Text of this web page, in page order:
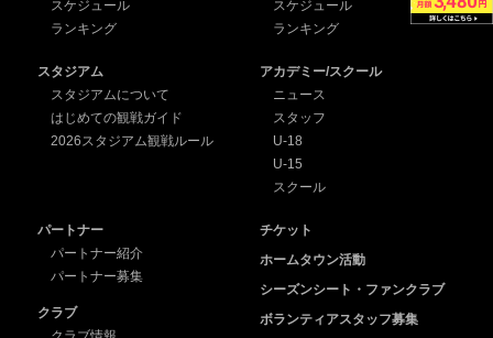
スケジュール
ランキング
スケジュール
ランキング
スタジアム
スタジアムについて
はじめての観戦ガイド
2026スタジアム観戦ルール
アカデミー/スクール
ニュース
スタッフ
U-18
U-15
スクール
パートナー
パートナー紹介
パートナー募集
クラブ
チケット
ホームタウン活動
シーズンシート・ファンクラブ
ボランティアスタッフ募集